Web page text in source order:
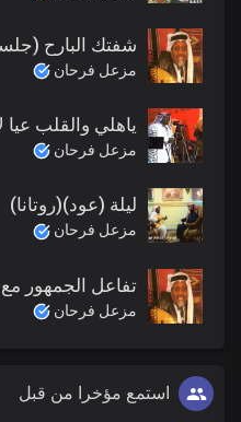
شفتك البارح
مزعل فرحان
ياهلي والقلب
مزعل فرحان
ليلة (عود)(روتانا)
مزعل فرحان
تفاعل الجمهور
مزعل فرحان
استمع مؤخرا من قبل